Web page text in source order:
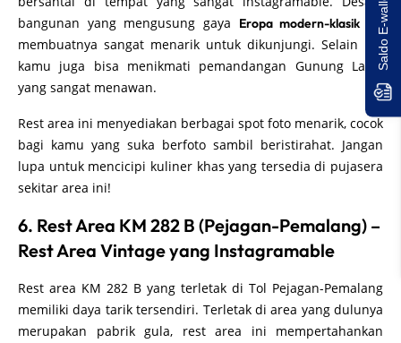
bangunan yang mengusung gaya
Eropa modern-klasik ini
membuatnya sangat menarik untuk dikunjungi. Selain itu,
kamu juga bisa menikmati pemandangan Gunung Lawu
yang sangat menawan.
Rest area ini menyediakan berbagai spot foto menarik, cocok
bagi kamu yang suka berfoto sambil beristirahat. Jangan
lupa untuk mencicipi kuliner khas yang tersedia di pujasera
sekitar area ini!
6. Rest Area KM 282 B (Pejagan-Pemalang) –
Rest Area Vintage yang Instagramable
Rest area KM 282 B yang terletak di Tol Pejagan-Pemalang
memiliki daya tarik tersendiri. Terletak di area yang dulunya
merupakan pabrik gula, rest area ini mempertahankan